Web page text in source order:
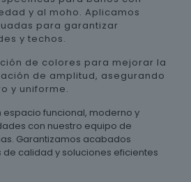
y al moho. Aplicamos
para garantizar
y techos.
de colores para mejorar la
de amplitud, asegurando
y uniforme.
espacio funcional, moderno y
con nuestro equipo de
Garantizamos acabados
calidad y soluciones eficientes